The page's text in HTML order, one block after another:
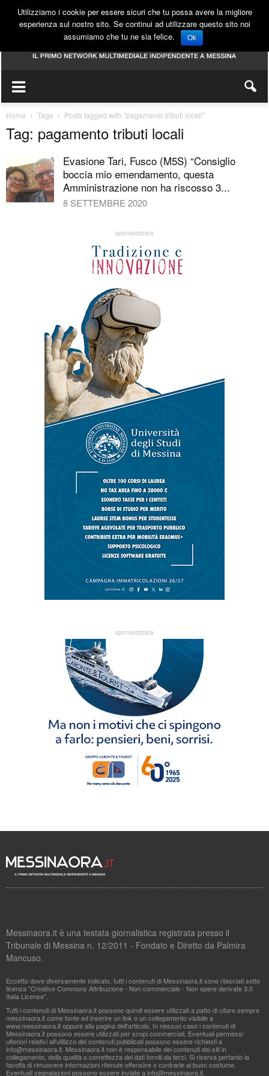
Home Tags Posts tagged with "pagamento tributi locali"
Tag: pagamento tributi locali
Evasione Tari, Fusco (M5S) “Consiglio
boccia mio emendamento, questa
Amministrazione non ha riscosso 3...
8 SETTEMBRE 2020
sponsorizzata
sponsorizzata
Messinaora.it è una testata giornalistica registrata presso il
Tribunale di Messina n. 12/2011 - Fondato e Diretto da Palmira
Mancuso.
Eccetto dove diversamente indicato, tutti i contenuti di Messinaora.it sono rilasciati sotto
licenza "Creative Commons Attribuzione - Non commerciale - Non opere derivate 3.0
Italia License".
Tutti i contenuti di Messinaora.it possono quindi essere utilizzati a patto di citare sempre
messinaora.it come fonte ed inserire un link o un collegamento visibile a
www.messinaora.it oppure alla pagina dell'articolo. In nessun caso i contenuti di
Messinaora.it possono essere utilizzati per scopi commerciali. Eventuali permessi
ulteriori relativi all'utilizzo dei contenuti pubblicati possono essere richiesti a
info@messinaora.it . Messinaora.it non è responsabile dei contenuti dei siti in
collegamento, della qualità o correttezza dei dati forniti da terzi. Si riserva pertanto la
facoltà di rimuovere informazioni ritenute offensive o contrarie al buon costume.
Eventuali segnalazioni possono essere inviate ainfo@messinaora.it
Utilizziamo i cookie per essere sicuri che tu possa avere la migliore
esperienza sul nostro sito. Se continui ad utilizzare questo sito noi
assumiamo che tu ne sia felice.
Ok